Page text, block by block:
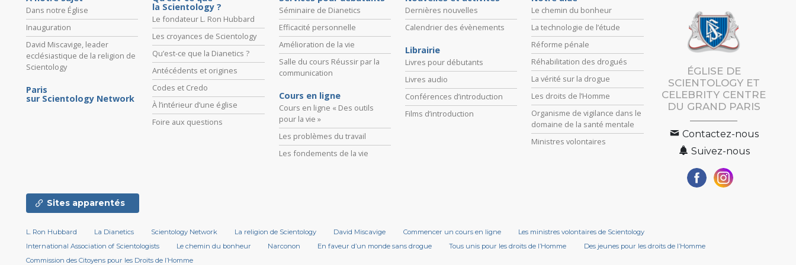
Dans notre Église
Inauguration
David Miscavige, leader
ecclésiastique de la religion de
Scientology
Paris
sur Scientology Network
la Scientology ?
Le fondateur L. Ron Hubbard
Les croyances de Scientology
Qu’est-ce que la Dianetics ?
Antécédents et origines
Codes et Credo
À l’intérieur d’une église
Foire aux questions
Séminaire de Dianetics
Efficacité personnelle
Amélioration de la vie
Salle du cours Réussir par la
communication
Cours en ligne
Cours en ligne « Des outils
pour la vie »
Les problèmes du travail
Les fondements de la vie
Dernières nouvelles
Calendrier des évènements
Librairie
Livres pour débutants
Livres audio
Conférences d’introduction
Films d’introduction
Le chemin du bonheur
La technologie de l’étude
Réforme pénale
Réhabilitation des drogués
La vérité sur la drogue
Les droits de l’Homme
Organisme de vigilance dans le
domaine de la santé mentale
Ministres volontaires
ÉGLISE DE
SCIENTOLOGY ET
CELEBRITY CENTRE
DU GRAND PARIS
Contactez-nous
Suivez-nous
Sites apparentés
L. Ron Hubbard La Dianetics Scientology Network La religion de Scientology David Miscavige Commencer un cours en ligne
Les ministres volontaires de Scientology
International Association of Scientologists
Le chemin du bonheur Narconon En faveur d’un monde sans drogue Tous unis pour les droits de l’Homme
Des jeunes pour les droits de l’Homme
Commission des Citoyens pour les Droits de l’Homme